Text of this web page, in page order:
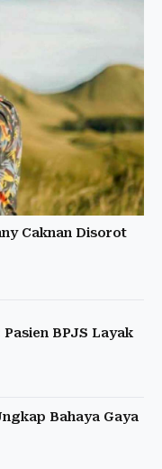
Caknan Disorot
BPJS Layak
Bahaya Gaya